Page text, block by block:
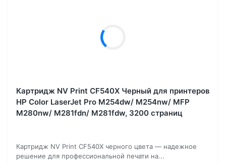
Картридж NV Print CF540X Черный для принтеров
HP Color LaserJet Pro M254dw/ M254nw/ MFP
M280nw/ M281fdn/ M281fdw, 3200 страниц
Картридж NV Print CF540X черного цвета — надежное
решение для профессиональной печати на...